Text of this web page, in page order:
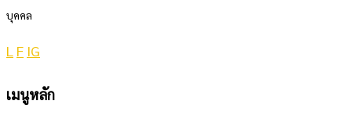
บุคคล
L F IG
เมนูหลัก